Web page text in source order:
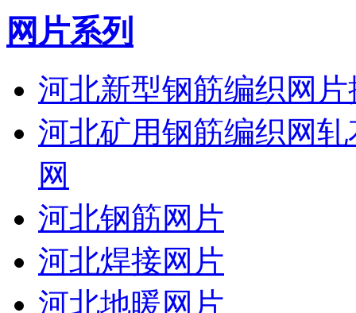
网片系列
河北新型钢筋编织网
河北矿用钢筋编织网
网
河北钢筋网片
河北焊接网片
河北地暖网片